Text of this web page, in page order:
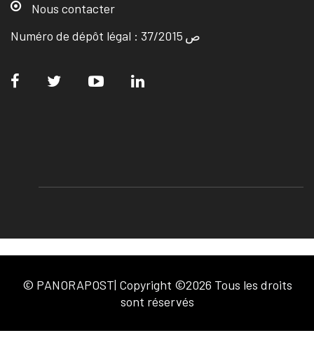
Nous contacter
Numéro de dépôt légal : ص 37/2015
© PANORAPOST| Copyright ©2026 Tous les droits
sont réservés